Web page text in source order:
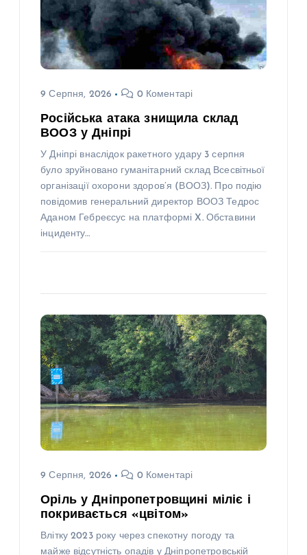
9 Серпня, 2026 0 Коментарі
Російська атака знищила склад
ВООЗ у Дніпрі
У Дніпрі внаслідок ракетного удару 3 серпня
було зруйновано гуманітарний склад Всесвітньої
організації охорони здоров’я (ВООЗ). Про подію
повідомив генеральний директор ВООЗ Тедрос
Аданом Гебреєсус на платформі X. Обставини
інциденту…
9 Серпня, 2026 0 Коментарі
Оріль у Дніпропетровщині міліє і
покривається «цвітом»
Влітку 2023 року через спекотну погоду та
майже відсутність опадів у Дніпропетровській